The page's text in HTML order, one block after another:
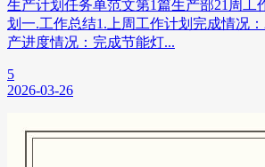
生产计划任务单范文第1篇生产部21周工
划一.工作总结1.上周工作计划完成情况
产进度情况：完成节能灯...
5
2026-03-26